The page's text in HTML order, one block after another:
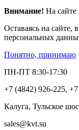
Внимание! На сайте
Оставаясь на сайте,
персональных
Понятно, принимаю
ПН-ПТ 8:30-17:30
+7 (4842) 926-225,
Калуга, Тульское
sales@kvt.su